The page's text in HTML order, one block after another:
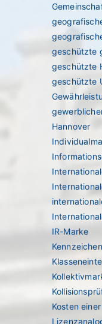
geschützte
geschützte
geschützte
Hannover
IR-Marke
Kosten